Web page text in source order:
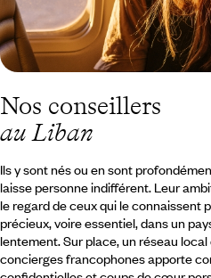
Nos conseillers
au Liban
Ils y sont nés ou en sont
laisse personne indifférent. Leur
le regard de ceux qui le
précieux, voire essentiel, dans un
lentement. Sur place, un réseau
concierges francophones apporte